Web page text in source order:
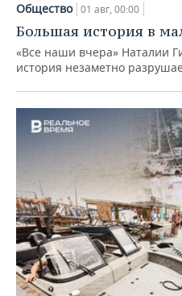
Общество 01 авг, 00:00
Большая история в
«Все наши вчера» Наталии
история незаметно